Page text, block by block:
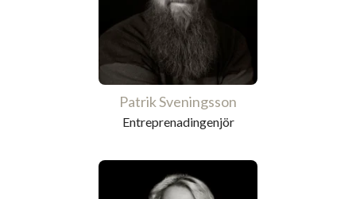
Patrik Sveningsson
Entreprenadingenjör